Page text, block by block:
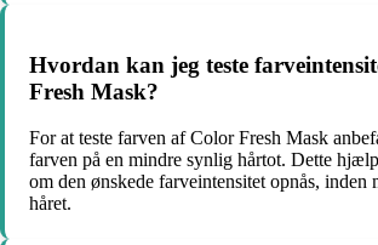
Hvordan kan jeg teste
Fresh Mask?
For at teste farven af Color Fresh Mask
farven på en mindre synlig hårtot. Dette
om den ønskede farveintensitet opnås, inden
håret.